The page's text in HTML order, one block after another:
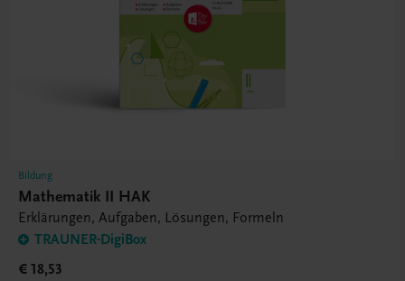
Bildung
Mathematik II HAK
Erklärungen, Aufgaben, Lösungen, Formeln
TRAUNER-DigiBox
€ 18,53